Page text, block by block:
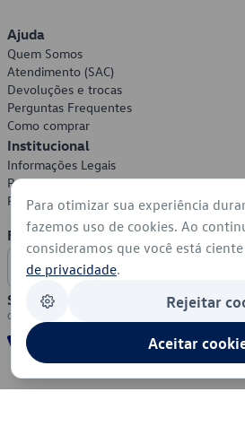
Ajuda
Quem Somos
Atendimento (SAC)
Devoluções e trocas
Perguntas Frequentes
Como comprar
Institucional
Informações Legais
Política de Privacidade
Política de Cookies
Formas de Pagamento
Segurança
Para otimizar sua experiência
fazemos uso de cookies. Ao
consideramos que você está
de privacidade.
Rejeitar
Aceitar